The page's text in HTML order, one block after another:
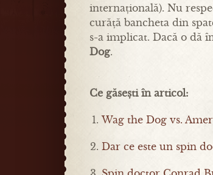
internațională). Nu
curăță bancheta din
s-a implicat. Dacă o dă
Dog.
Ce găsești în articol:
Wag the Dog vs.
Dar ce este un spin